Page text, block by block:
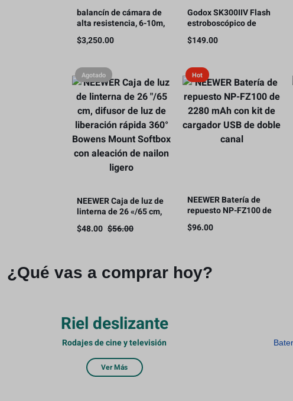
balancín de cámara de
alta resistencia, 6-10m,
20Kg
$3,250.00
Godox SK300IIV Flash
estroboscópico de
estudio fotográfico,
300 Ws GN58 5700K
$149.00
Agotado
NEEWER Caja de luz de
linterna de 26 «/65 cm,
difusor de luz de
liberación rápida 360°
$56.00
$48.00
Hot
NEEWER Batería de
repuesto NP-FZ100 de
2280 mAh con kit de
cargador USB de doble
$96.00
¿Qué vas a comprar hoy?
Riel deslizante
Rodajes de cine y televisión
Ver Más